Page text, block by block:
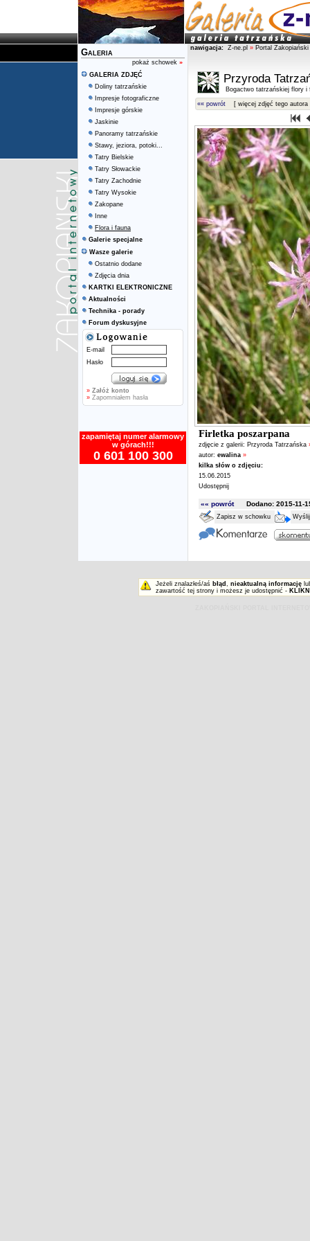
Galeria
pokaż schowek »
GALERIA ZDJĘĆ
Doliny tatrzańskie
Impresje fotograficzne
Impresje górskie
Jaskinie
Panoramy tatrzańskie
Stawy, jeziora, potoki...
Tatry Bielskie
Tatry Słowackie
Tatry Zachodnie
Tatry Wysokie
Zakopane
Inne
Flora i fauna
Galerie specjalne
Wasze galerie
Ostatnio dodane
Zdjęcia dnia
KARTKI ELEKTRONICZNE
Aktualności
Technika - porady
Forum dyskusyjne
E-mail
Hasło
» Załóż konto
» Zapomniałem hasła
zapamiętaj numer alarmowy
w górach!!!
0 601 100 300
nawigacja: Z-ne.pl » Portal Zakopiański
Przyroda
Bogactwo tatrzańskiej flory i
«« powrót [ więcej zdjęć tego autora
Firletka poszarpana
zdjęcie z galerii: Przyroda Tatrzańska
autor: ewalina »
kilka słów o zdjęciu:
15.06.2015
Udostępnij
«« powrótDodano: 2015-11-
Zapisz w schowku
Jeżeli znalazłeś/aś błąd , nieaktualną informację
zawartość tej strony i możesz je udostępnić -